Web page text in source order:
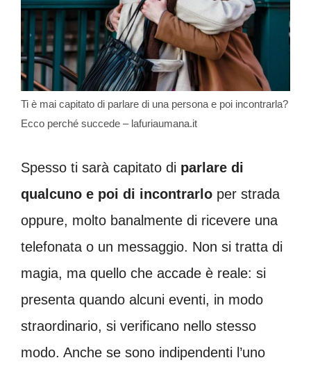
Ti è mai capitato di parlare di una persona e poi incontrarla?
Ecco perché succede – lafuriaumana.it
Spesso ti sarà capitato di parlare di
qualcuno e poi di incontrarlo per strada
oppure, molto banalmente di ricevere una
telefonata o un messaggio. Non si tratta di
magia, ma quello che accade è reale: si
presenta quando alcuni eventi, in modo
straordinario, si verificano nello stesso
modo. Anche se sono indipendenti l’uno